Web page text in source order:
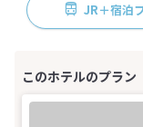
JR＋宿泊